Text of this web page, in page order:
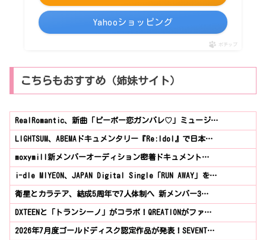
Yahooショッピング
ポチップ
こちらもおすすめ（姉妹サイト）
RealRomantic、新曲「ピーポー恋ガンバレ♡」ミュージ…
LIGHTSUM、ABEMAドキュメンタリー『Re:Idol』で日本…
moxymill新メンバーオーディション密着ドキュメント…
i-dle MIYEON、JAPAN Digital Single「RUN AWAY」を…
衛星とカラテア、結成5周年で7人体制へ 新メンバー3…
DXTEENと「トランシーノ」がコラボ！QREATIONがファ…
2026年7月度ゴールドディスク認定作品が発表！SEVENT…